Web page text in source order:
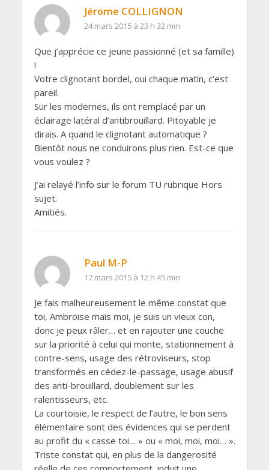
Jérome COLLIGNON
24 mars 2015 à 23 h 32 min
Que j’apprécie ce jeune passionné (et sa famille)
!
Votre clignotant bordel, oui chaque matin, c’est
pareil.
Sur les modernes, ils ont remplacé par un
éclairage latéral d’antibrouillard. Pitoyable je
dirais. A quand le clignotant automatique ?
Bientôt nous ne conduirons plus rien. Est-ce que
vous voulez ?
J’ai relayé l’info sur le forum TU rubrique Hors
sujet.
Amitiés.
Paul M-P
17 mars 2015 à 12 h 45 min
Je fais malheureusement le même constat que
toi, Ambroise mais moi, je suis un vieux con,
donc je peux râler… et en rajouter une couche
sur la priorité à celui qui monte, stationnement à
contre-sens, usage des rétroviseurs, stop
transformés en cédez-le-passage, usage abusif
des anti-brouillard, doublement sur les
ralentisseurs, etc.
La courtoisie, le respect de l’autre, le bon sens
élémentaire sont des évidences qui se perdent
au profit du « casse toi… » ou « moi, moi, moi… ».
Triste constat qui, en plus de la dangerosité